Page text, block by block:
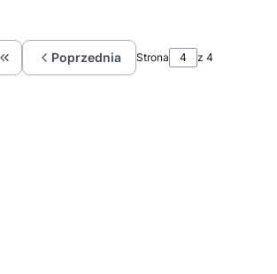
Wróć do pierwszej strony z produktami
Poprzednia Strona z 4